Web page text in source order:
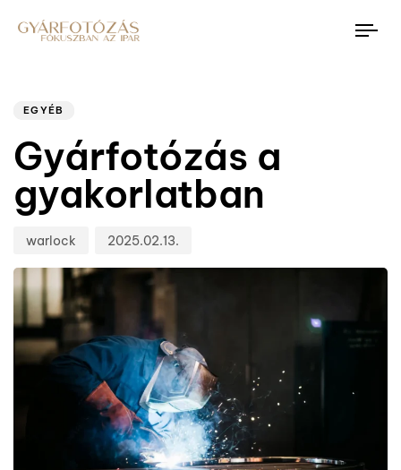
EGYÉB
Gyárfotózás a
gyakorlatban
warlock 2025.02.13.